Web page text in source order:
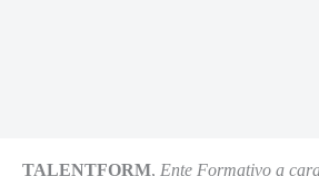
TALENTFORM, Ente Formativo a